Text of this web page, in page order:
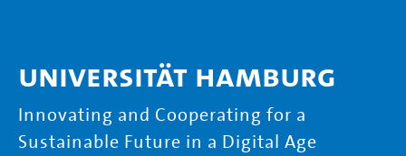
Universität Hamburg
Innovating and Cooperating for a
Sustainable Future in a Digital Age